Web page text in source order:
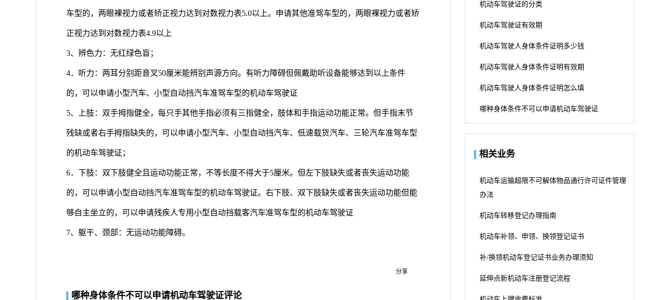
车型的，两眼裸视力或者矫正视力达到对数视力表5.0以上。申请其他准驾车型的，两眼裸视力或者矫
正视力达到对数视力表4.9以上
3、辨色力：无红绿色盲；
4．听力：两耳分别距音叉50厘米能辨别声源方向。有听力障碍但佩戴助听设备能够达到以上条件
的，可以申请小型汽车、小型自动挡汽车准驾车型的机动车驾驶证
5、上肢：双手拇指健全，每只手其他手指必须有三指健全，肢体和手指运动功能正常。但手指末节
残缺或者右手拇指缺失的，可以申请小型汽车、小型自动挡汽车、低速载货汽车、三轮汽车准驾车型
的机动车驾驶证；
6．下肢：双下肢健全且运动功能正常，不等长度不得大于5厘米。但左下肢缺失或者丧失运动功能
的，可以申请小型自动挡汽车准驾车型的机动车驾驶证。右下肢、双下肢缺失或者丧失运动功能但能
够自主坐立的，可以申请残疾人专用小型自动挡载客汽车准驾车型的机动车驾驶证
7、躯干、颈部：无运动功能障碍。
分享
哪种身体条件不可以申请机动车驾驶证评论
机动车驾驶证的分类
机动车驾驶证有效期
机动车驾驶人身体条件证明多少钱
机动车驾驶人身体条件证明有效期
机动车驾驶人身体条件证明怎么填
哪种身体条件不可以申请机动车驾驶证
相关业务
机动车运输超限不可解体物品通行许可证件管理
办法
机动车转移登记办理指南
机动车补领、申领、换领登记证书
补/换领机动车登记证书业务办理须知
延伸点新机动车注册登记流程